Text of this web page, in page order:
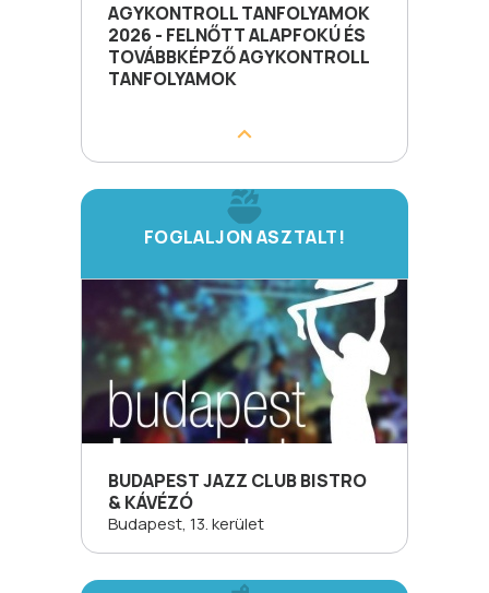
AGYKONTROLL TANFOLYAMOK
2026 - FELNŐTT ALAPFOKÚ ÉS
TOVÁBBKÉPZŐ AGYKONTROLL
TANFOLYAMOK
FOGLALJON ASZTALT!
BUDAPEST JAZZ CLUB BISTRO
& KÁVÉZÓ
Budapest, 13. kerület